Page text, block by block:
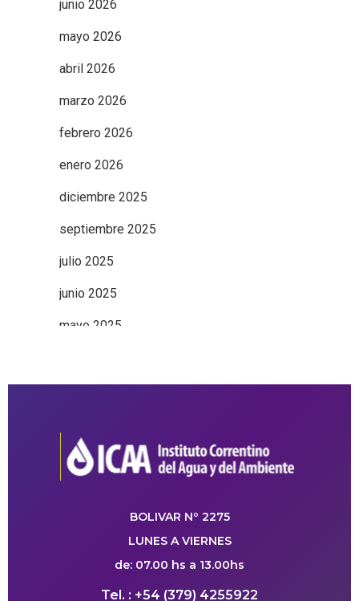
junio 2026
mayo 2026
abril 2026
marzo 2026
febrero 2026
enero 2026
diciembre 2025
septiembre 2025
julio 2025
junio 2025
mayo 2025
BOLIVAR Nº 2275
LUNES A VIERNES
de: 07.00 hs a 13.00hs
Tel. : +54 (379) 4255922